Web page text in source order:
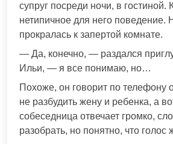
супруг посреди ночи, в гостиной.
нетипичное для него
прокралась к запертой комнате.
— Да, конечно, — раздался
Ильи, — я все понимаю, но…
Похоже, он говорит по телефону
не разбудить жену и ребенка, а
собеседница отвечает громко,
разобрать, но понятно, что голос